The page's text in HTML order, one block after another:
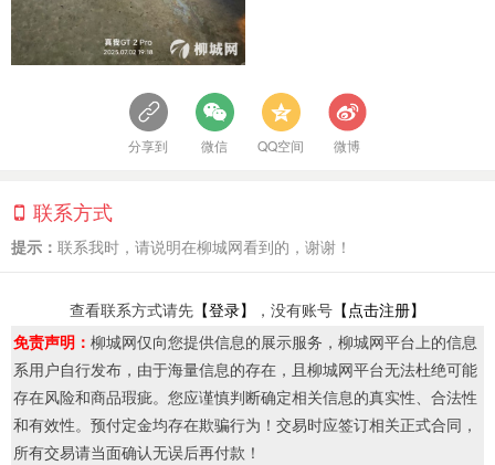
分享到 微信 QQ空间 微博
联系方式
提示： 联系我时，请说明在柳城网看到的，谢谢！
查看联系方式请先 【登录】 ，没有账号 【点击注册】
免责声明： 柳城网仅向您提供信息的展示服务，柳城网平台上的信息
系用户自行发布，由于海量信息的存在，且柳城网平台无法杜绝可能
存在风险和商品瑕疵。您应谨慎判断确定相关信息的真实性、合法性
和有效性。预付定金均存在欺骗行为！交易时应签订相关正式合同，
所有交易请当面确认无误后再付款！